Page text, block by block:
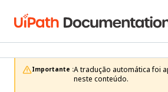
Importante :A tradução automática foi
neste conteúdo.